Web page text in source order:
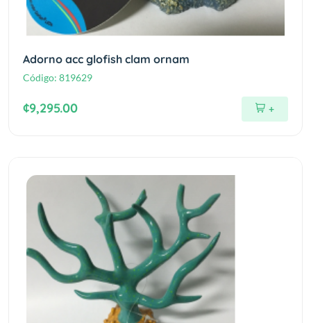
Adorno acc glofish clam ornam
Código: 819629
¢9,295.00 +